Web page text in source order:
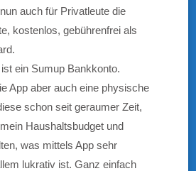
auch für Privatleute die
kostenlos, gebührenfrei als
ein Sumup Bankkonto.
App aber auch eine physische
schon seit geraumer Zeit,
Haushaltsbudget und
was mittels App sehr
lukrativ ist. Ganz einfach